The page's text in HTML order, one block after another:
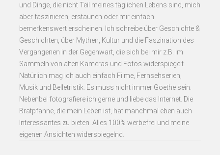
und Dinge, die nicht Teil meines täglichen Lebens sind, mich
aber faszinieren, erstaunen oder mir einfach
bemerkenswert erscheinen. Ich schreibe über Geschichte &
Geschichten, über Mythen, Kultur und die Faszination des
Vergangenen in der Gegenwart, die sich bei mir z.B. im
Sammeln von alten Kameras und Fotos widerspiegelt.
Natürlich mag ich auch einfach Filme, Fernsehserien,
Musik und Belletristik. Es muss nicht immer Goethe sein.
Nebenbei fotografiere ich gerne und liebe das Internet. Die
Bratpfanne, die mein Leben ist, hat manchmal eben auch
Interessantes zu bieten. Alles 100% werbefrei und meine
eigenen Ansichten widerspiegelnd.